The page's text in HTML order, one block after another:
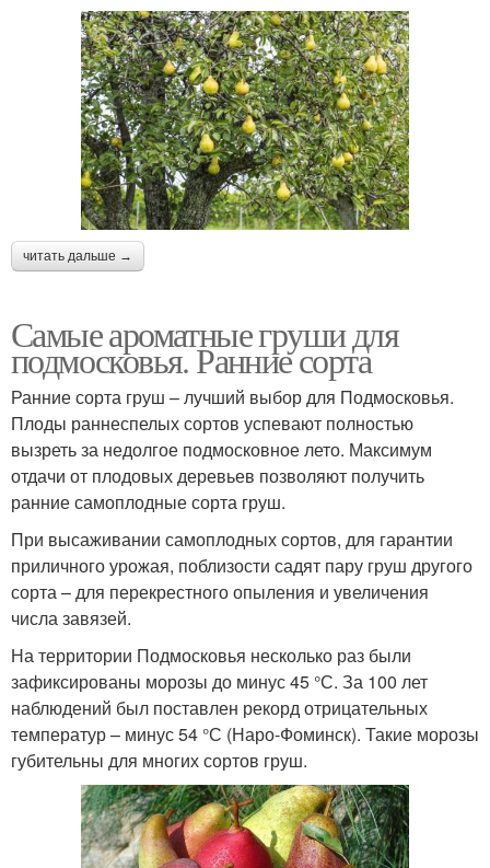
читать дальше →
Самые ароматные груши для
подмосковья. Ранние сорта
Ранние сорта груш – лучший выбор для Подмосковья.
Плоды раннеспелых сортов успевают полностью
вызреть за недолгое подмосковное лето. Максимум
отдачи от плодовых деревьев позволяют получить
ранние самоплодные сорта груш.
При высаживании самоплодных сортов, для гарантии
приличного урожая, поблизости садят пару груш другого
сорта – для перекрестного опыления и увеличения
числа завязей.
На территории Подмосковья несколько раз были
зафиксированы морозы до минус 45 °С. За 100 лет
наблюдений был поставлен рекорд отрицательных
температур – минус 54 °С (Наро-Фоминск). Такие морозы
губительны для многих сортов груш.